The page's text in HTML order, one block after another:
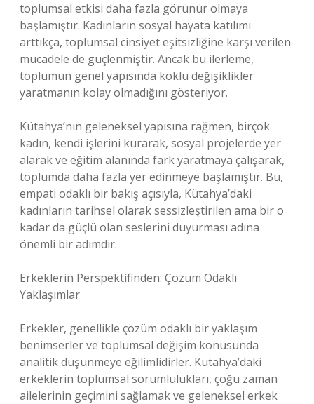
toplumsal etkisi daha fazla görünür olmaya
başlamıştır. Kadınların sosyal hayata katılımı
arttıkça, toplumsal cinsiyet eşitsizliğine karşı verilen
mücadele de güçlenmiştir. Ancak bu ilerleme,
toplumun genel yapısında köklü değişiklikler
yaratmanın kolay olmadığını gösteriyor.
Kütahya’nın geleneksel yapısına rağmen, birçok
kadın, kendi işlerini kurarak, sosyal projelerde yer
alarak ve eğitim alanında fark yaratmaya çalışarak,
toplumda daha fazla yer edinmeye başlamıştır. Bu,
empati odaklı bir bakış açısıyla, Kütahya’daki
kadınların tarihsel olarak sessizleştirilen ama bir o
kadar da güçlü olan seslerini duyurması adına
önemli bir adımdır.
Erkeklerin Perspektifinden: Çözüm Odaklı
Yaklaşımlar
Erkekler, genellikle çözüm odaklı bir yaklaşım
benimserler ve toplumsal değişim konusunda
analitik düşünmeye eğilimlidirler. Kütahya’daki
erkeklerin toplumsal sorumlulukları, çoğu zaman
ailelerinin geçimini sağlamak ve geleneksel erkek